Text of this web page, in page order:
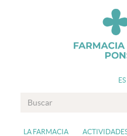
ES
LA FARMACIA